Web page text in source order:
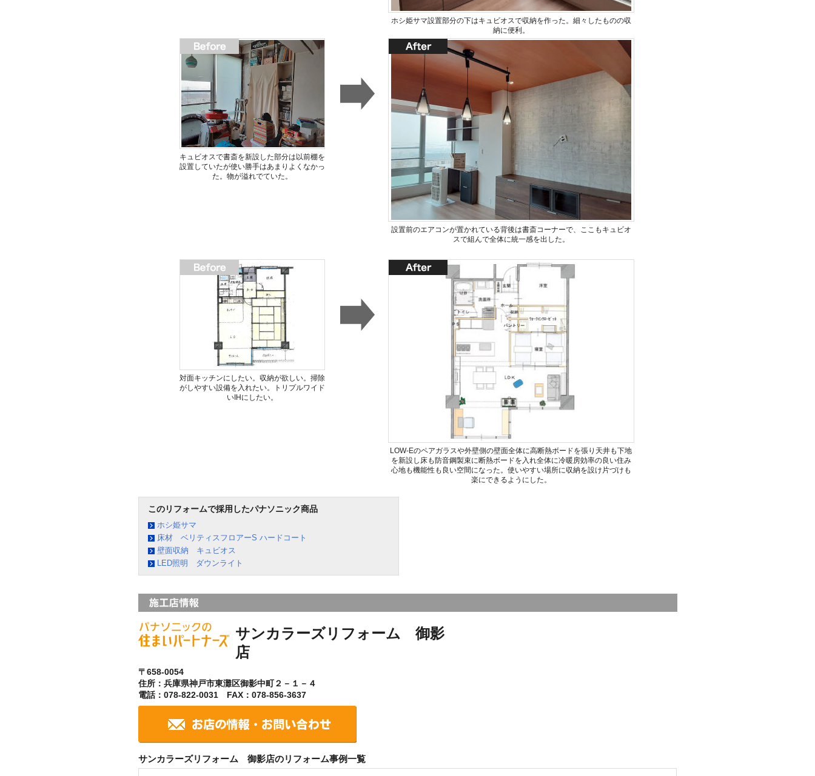
ホシ姫サマ設置部分の下はキュビオスで収納を作った。細々したものの収
納に便利。
キュビオスで書斎を新設した部分は以前棚を
設置していたが使い勝手はあまりよくなかっ
た。物が溢れでていた。
設置前のエアコンが置かれている背後は書斎コーナーで、ここもキュビオ
スで組んで全体に統一感を出した。
対面キッチンにしたい。収納が欲しい。掃除
がしやすい設備を入れたい。トリプルワイド
いIHにしたい。
LOW-Eのペアガラスや外壁側の壁面全体に高断熱ボードを張り天井も下地
を新設し床も防音鋼製束に断熱ボードを入れ全体に冷暖房効率の良い住み
心地も機能性も良い空間になった。使いやすい場所に収納を設け片づけも
楽にできるようにした。
このリフォームで採用したパナソニック商品
ホシ姫サマ
床材 ベリティスフロアーS ハードコート
壁面収納 キュビオス
LED照明 ダウンライト
サンカラーズリフォーム 御影
店
〒658-0054
住所：兵庫県神戸市東灘区御影中町２－１－４
電話：078-822-0031 FAX：078-856-3637
サンカラーズリフォーム 御影店のリフォーム事例一覧